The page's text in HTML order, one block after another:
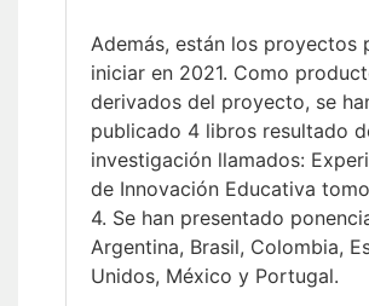
Además, están los proyectos
iniciar en 2021. Como
derivados del proyecto, se
publicado 4 libros resultado
investigación llamados:
de Innovación Educativa
4. Se han presentado
Argentina, Brasil, Colombia,
Unidos, México y Portugal.